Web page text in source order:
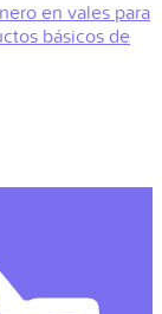
en vales para
básicos de